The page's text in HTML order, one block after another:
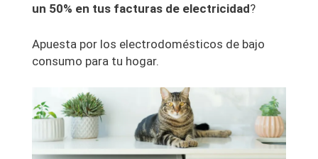
un 50% en tus facturas de electricidad?
Apuesta por los electrodomésticos de bajo
consumo para tu hogar.